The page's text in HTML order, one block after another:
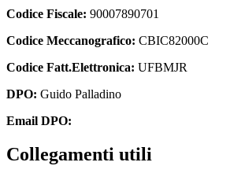
Codice Fiscale: 90007890701
Codice Meccanografico: CBIC82000C
Codice Fatt.Elettronica: UFBMJR
DPO: Guido Palladino
Email DPO:
Collegamenti utili